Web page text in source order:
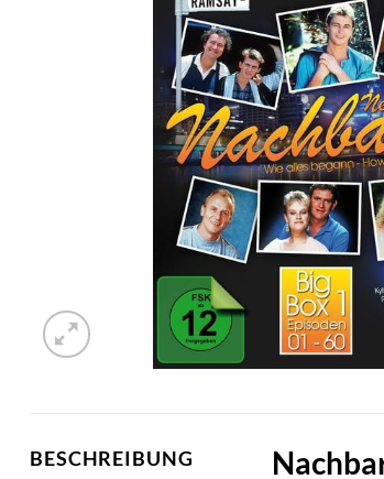
BESCHREIBUNG